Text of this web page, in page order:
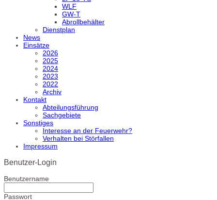
WLF
GW-T
Abrollbehälter
Dienstplan
News
Einsätze
2026
2025
2024
2023
2022
Archiv
Kontakt
Abteilungsführung
Sachgebiete
Sonstiges
Interesse an der Feuerwehr?
Verhalten bei Störfallen
Impressum
Benutzer-Login
Benutzername
Passwort